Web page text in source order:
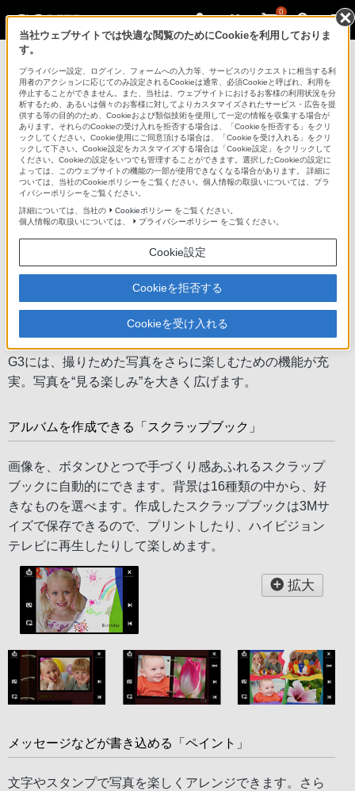
0
DSC-G3
デジタルスチルカメラ DSC-G3
商品の特長 | 画像加工＆再生機能
前へ
撮った写真をアレンジして、思い出深い一枚
スクラップブック／ペイント／カメラ内レタッ
チ／マルチリサイズ
G3には、撮りためた写真をさらに楽しむための機能が充
実。写真を“見る楽しみ”を大きく広げます。
アルバムを作成できる「スクラップブック」
画像を、ボタンひとつで手づくり感あふれるスクラップ
ブックに自動的にできます。背景は16種類の中から、好
きなものを選べます。作成したスクラップブックは3Mサ
イズで保存できるので、プリントしたり、ハイビジョン
テレビに再生したりして楽しめます。
拡大
メッセージなどが書き込める「ペイント」
文字やスタンプで写真を楽しくアレンジできます。さら
当社ウェブサイトでは快適な閲覧のためにCookieを利用しておりま
す。
プライバシー設定、ログイン、フォームへの入力等、サービスのリクエストに相当する利
用者のアクションに応じてのみ設定されるCookieは通常、必須Cookieと呼ばれ、利用を
停止することができません。また、当社は、ウェブサイトにおけるお客様の利用状況を分
析するため、あるいは個々のお客様に対してよりカスタマイズされたサービス・広告を提
供する等の目的のため、Cookieおよび類似技術を使用して一定の情報を収集する場合が
あります。それらのCookieの受け入れを拒否する場合は、「Cookieを拒否する」をクリ
ックしてください。Cookie使用にご同意頂ける場合は、「Cookieを受け入れる」をクリ
ックして下さい。Cookie設定をカスタマイズする場合は「Cookie設定」をクリックして
ください。Cookieの設定をいつでも管理することができます。選択したCookieの設定に
よっては、このウェブサイトの機能の一部が使用できなくなる場合があります。 詳細に
ついては、当社のCookieポリシーをご覧ください。個人情報の取扱いについては、プラ
イバシーポリシーをご覧ください。
詳細については、当社の
Cookieポリシー をご覧ください。
個人情報の取扱いについては、
プライバシーポリシー をご覧ください。
Cookie設定
Cookieを拒否する
Cookieを受け入れる